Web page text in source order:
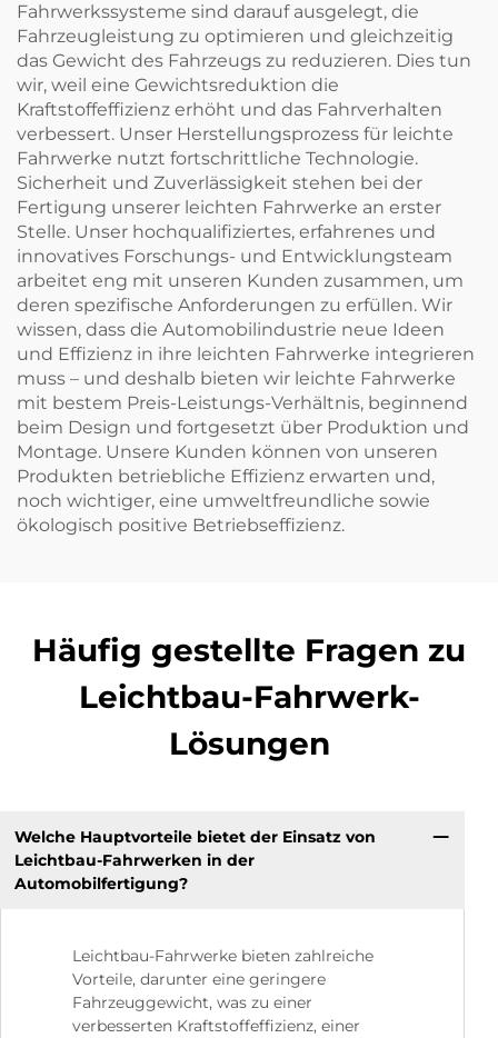
Fahrwerkssysteme sind darauf ausgelegt, die
Fahrzeugleistung zu optimieren und gleichzeitig
das Gewicht des Fahrzeugs zu reduzieren. Dies tun
wir, weil eine Gewichtsreduktion die
Kraftstoffeffizienz erhöht und das Fahrverhalten
verbessert. Unser Herstellungsprozess für leichte
Fahrwerke nutzt fortschrittliche Technologie.
Sicherheit und Zuverlässigkeit stehen bei der
Fertigung unserer leichten Fahrwerke an erster
Stelle. Unser hochqualifiziertes, erfahrenes und
innovatives Forschungs- und Entwicklungsteam
arbeitet eng mit unseren Kunden zusammen, um
deren spezifische Anforderungen zu erfüllen. Wir
wissen, dass die Automobilindustrie neue Ideen
und Effizienz in ihre leichten Fahrwerke integrieren
muss – und deshalb bieten wir leichte Fahrwerke
mit bestem Preis-Leistungs-Verhältnis, beginnend
beim Design und fortgesetzt über Produktion und
Montage. Unsere Kunden können von unseren
Produkten betriebliche Effizienz erwarten und,
noch wichtiger, eine umweltfreundliche sowie
ökologisch positive Betriebseffizienz.
Häufig gestellte Fragen zu
Leichtbau-Fahrwerk-
Lösungen
Welche Hauptvorteile bietet der Einsatz von
Leichtbau-Fahrwerken in der
Automobilfertigung?
Leichtbau-Fahrwerke bieten zahlreiche
Vorteile, darunter eine geringere
Fahrzeuggewicht, was zu einer
verbesserten Kraftstoffeffizienz, einer